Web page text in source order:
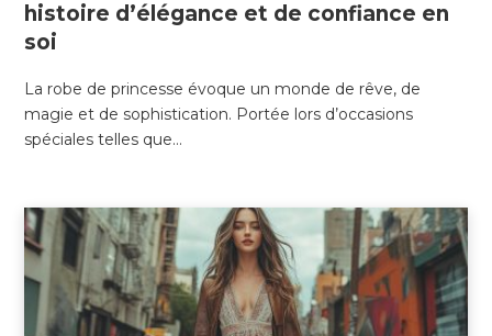
histoire d’élégance et de confiance en
soi
La robe de princesse évoque un monde de rêve, de
magie et de sophistication. Portée lors d’occasions
spéciales telles que…